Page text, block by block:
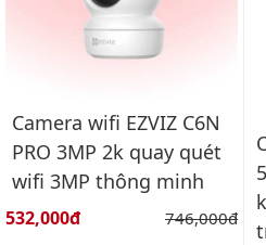
Camera wifi EZVIZ C6N
PRO 3MP 2k quay quét
wifi 3MP thông minh
Giá bán:
532,000đ Giá gốc:
746,000đ